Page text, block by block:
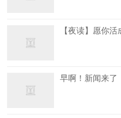
【夜读】愿你
早啊！新闻来了